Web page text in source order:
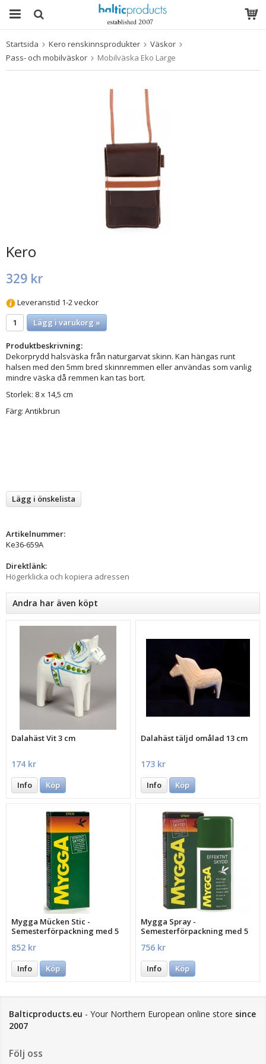
Produkten har blivit tillagd i varukorgen
Startsida Kero renskinnsprodukter
Väskor
Pass- och mobilväskor
Mobilväska Eko Large
Kero
329 kr
Leveranstid 1-2 veckor
Lägg i varukorg »
Produktbeskrivning:
Dekorprydd halsväska från naturgarvat skinn. Kan hängas runt
halsen med den 5mm bred skinnremmen eller användas som vanlig
mindre väska då remmen kan tas bort.
Storlek: 8 x 14,5 cm
Färg: Antikbrun
Lägg i önskelista
Artikelnummer:
Ke36-659A
Direktlänk:
Högerklicka och kopiera adressen
Andra har även köpt
Dalahäst Vit 3 cm
174 kr
Info Köp
Dalahäst täljd omålad 13 cm
173 kr
Info Köp
Mygga Mücken Stic -
Semesterförpackning med 5
852 kr
Info Köp
Mygga Spray -
Semesterförpackning med 5
756 kr
Info Köp
Balticproducts.eu - Your Northern European online store since
2007
Följ oss